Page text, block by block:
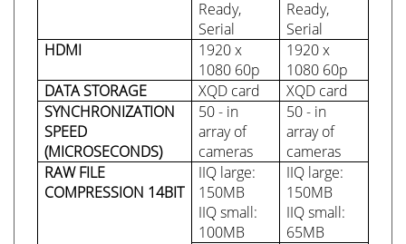
Ready,
Serial
Ready,
Serial
HDMI
1920 x
1080 60p
1920 x
1080 60p
DATA STORAGE
XQD card
XQD card
SYNCHRONIZATION
SPEED
(MICROSECONDS)
50 - in
array of
cameras
50 - in
array of
cameras
RAW FILE
COMPRESSION 14BIT
IIQ large:
150MB
IIQ small:
100MB
IIQ large:
150MB
IIQ small:
65MB